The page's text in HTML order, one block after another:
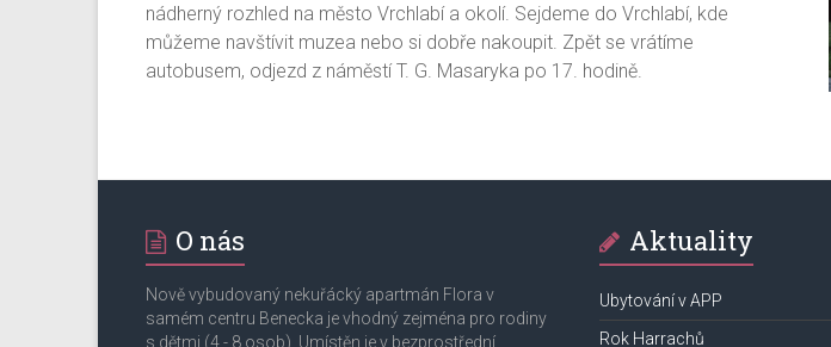
nádherný rozhled na město Vrchlabí a okolí. Sejdeme do Vrchlabí, kde
můžeme navštívit muzea nebo si dobře nakoupit. Zpět se vrátíme
autobusem, odjezd z náměstí T. G. Masaryka po 17. hodině.
O nás
Nově vybudovaný nekuřácký apartmán Flora v
samém centru Benecka je vhodný zejména pro rodiny
s dětmi (4 - 8 osob). Umístěn je v bezprostřední
Aktuality
Ubytování v APP
Rok Harrachů